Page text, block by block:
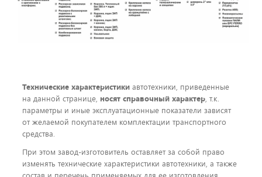
Технические характеристики автотехники, приведенные
на данной странице, носят справочный характер, т.к.
параметры и иные эксплуатационные показатели зависят
от желаемой покупателем комплектации транспортного
средства.
При этом завод-изготовитель оставляет за собой право
изменять технические характеристики автотехники, а также